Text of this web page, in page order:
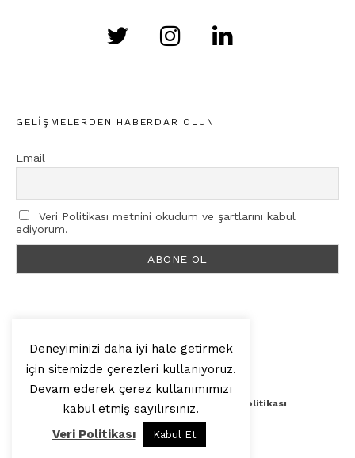
GELIŞMELERDEN HABERDAR OLUN
Email
Veri Politikası metnini okudum ve şartlarını kabul
ediyorum.
© 2025, Artilop
Künye Yazar Başvurusu Veri Politikası
Yukarı Çık
Deneyiminizi daha iyi hale getirmek
için sitemizde çerezleri kullanıyoruz.
Devam ederek çerez kullanımımızı
kabul etmiş sayılırsınız.
Veri Politikası
Kabul Et